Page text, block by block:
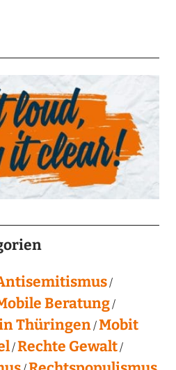
Beratung
Thüringen Mobit
Rechte Gewalt